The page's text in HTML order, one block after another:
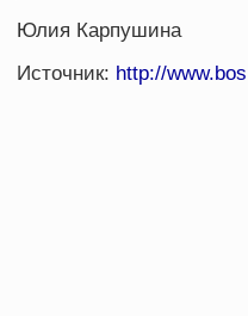
Юлия Карпушина
Источник: http://